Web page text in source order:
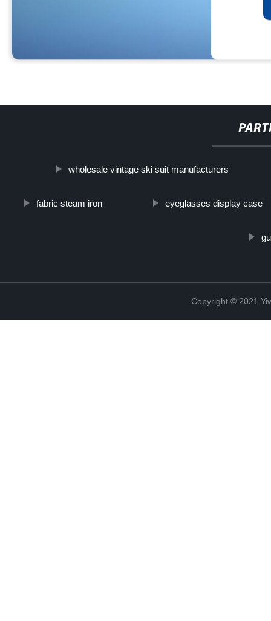
wholesale vintage ski suit manufacturers
fabric steam iron eyeglasses display case
Copyright © 2021